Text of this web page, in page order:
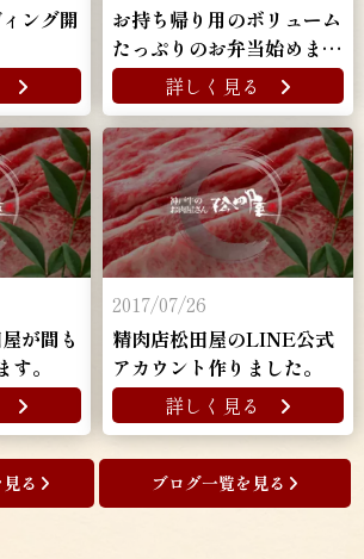
ング開
お持ち帰り用のボリューム
たっぷりのお弁当始めまし
た！ 詳しく見る
が間も
。
2017/07/26
精肉店松田屋のLINE公式
アカウント作りました。
詳しく見る
る ブログ一覧を見る